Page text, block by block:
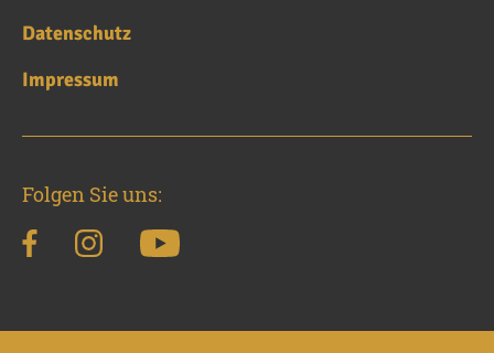
Datenschutz
Impressum
Folgen Sie uns: